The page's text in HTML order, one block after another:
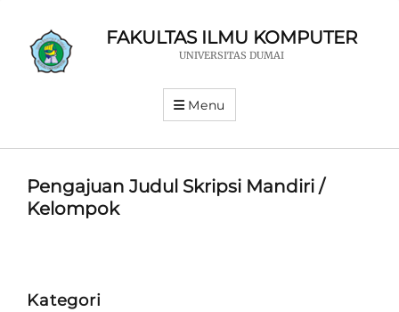
FAKULTAS ILMU KOMPUTER
UNIVERSITAS DUMAI
Menu
Pengajuan Judul Skripsi Mandiri /
Kelompok
Kategori